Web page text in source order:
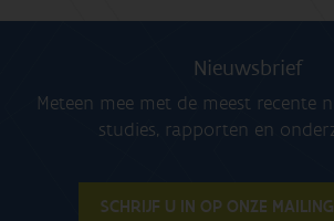
Nieuwsbrief
Meteen mee met de meest recente
studies, rapporten en
SCHRIJF U IN OP ONZE